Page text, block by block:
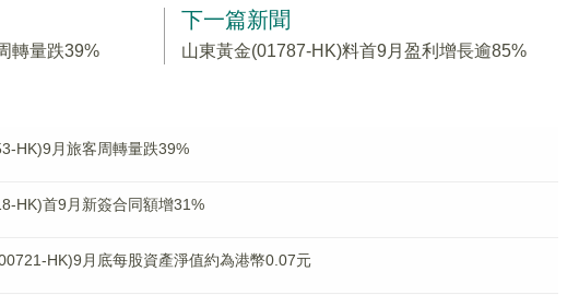
轉量跌39%
下一篇新聞
山東黃金(01787-HK)料首9月盈利增長逾85%
HK)9月旅客周轉量跌39%
HK)首9月新簽合同額增31%
HK)9月底每股資產淨值約為港幣0.07元